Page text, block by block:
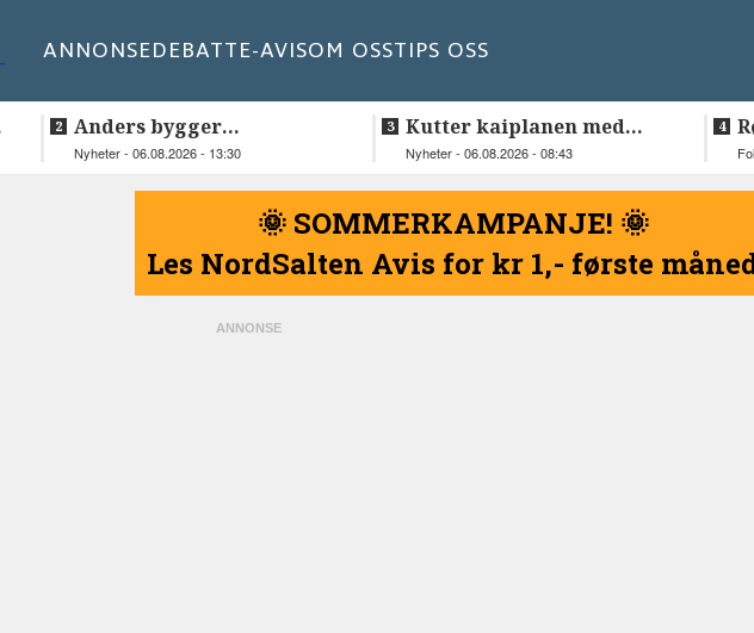
ANNONSEDEBATTE-AVISOM OSSTIPS OSS
Anders bygger
teknologiselskap fra
Nyheter - 06.08.2026 - 13:30
Kutter kaiplanen med
flere hundre millioner
Nyheter - 06.08.2026 - 08:43
🌞 SOMMERKAMPANJE! 🌞
Les NordSalten Avis for kr 1,- første